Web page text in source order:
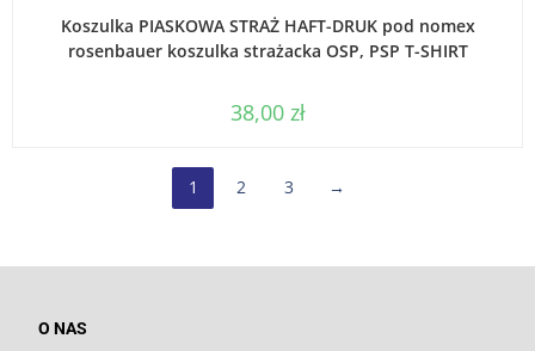
WYBIERZ OPCJE
Koszulka PIASKOWA STRAŻ HAFT-DRUK pod nomex
rosenbauer koszulka strażacka OSP, PSP T-SHIRT
38,00 zł
1 2 3 →
O NAS